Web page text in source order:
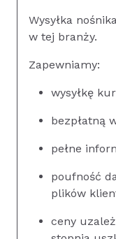
Wysyłka
w tej branży.
Zapewniamy:
wysyłkę
bezpłatną
pełne
poufność
plików
ceny